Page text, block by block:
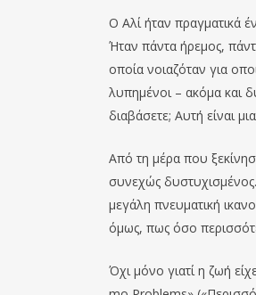
Ο Αλί ήταν πραγματικά
Ήταν πάντα ήρεμος,
οποία νοιαζόταν για
λυπημένοι – ακόμα και
διαβάσετε; Αυτή είναι
Από τη μέρα που
συνεχώς
μεγάλη πνευματική
όμως, πως όσο
Όχι μόνο γιατί η ζωή